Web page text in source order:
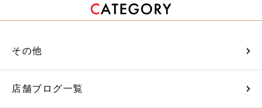
その他
店舗ブログ一覧